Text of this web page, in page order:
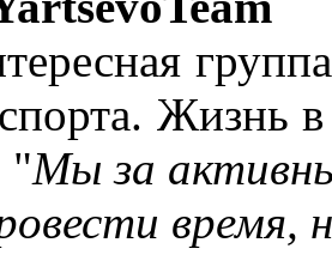
Жизнь
"Мы за
время,